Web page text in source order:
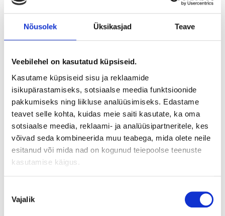
Nõusolek Üksikasjad Teave
Veebilehel on kasutatud küpsiseid.
Kasutame küpsiseid sisu ja reklaamide
isikupärastamiseks, sotsiaalse meedia funktsioonide
pakkumiseks ning liikluse analüüsimiseks. Edastame
teavet selle kohta, kuidas meie saiti kasutate, ka oma
sotsiaalse meedia, reklaami- ja analüüsipartneritele, kes
võivad seda kombineerida muu teabega, mida olete neile
esitanud või mida nad on kogunud teiepoolse teenuste
kasutamise käigus.
valik
Vajalik
0out of 5
199,00€sis. KM
Altherma õhk-vesi soojuspumpadele
Selleks, et see stiilne ja elegantne seade sobiks igasse
interjööri, on see saadaval kolmes värvitoonis – valge,
hõbedane ja must.
Hõlpsalt kasutatava puutenupu ja sümbolitega
lõppkasutaja liides.
Põhifunktsioonid, mis keskenduvad ruumiküttele ja
tarbevee soojendamisele (sisse- ja väljalülitus,
temperatuuri sättepunkt).
Hind ei sisalda seadistamist.